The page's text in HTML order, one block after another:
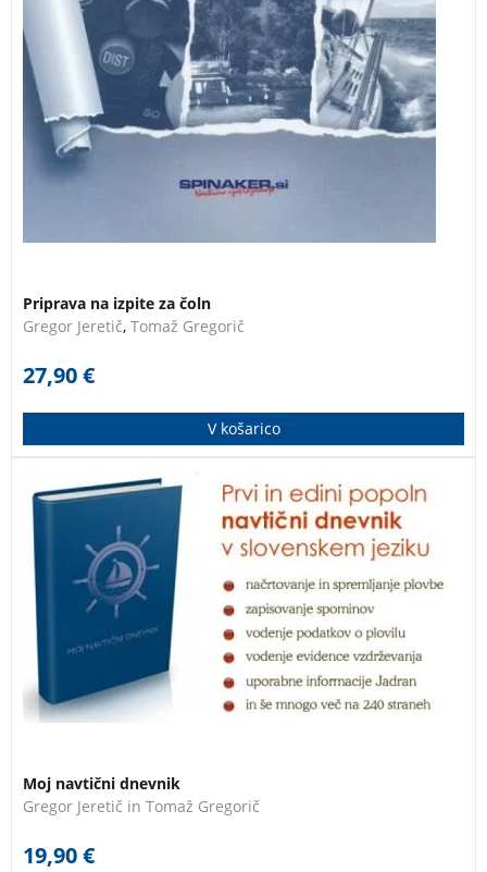
Priprava na izpite za čoln
Gregor Jeretič, Tomaž Gregorič
27,90€
V košarico
Navtični dnevnik bo postal mnogim navtikom
nepogrešljiv sopotnik na vsaki plovbi, z vsemi podatki
in informacijami bo koristil njihovim prihodnjim
navtičnim podvigom in bo neprecenljiv spomin na
njihova navtična doživetja.
Moj navtični dnevnik
Gregor Jeretič in Tomaž Gregorič
19,90€